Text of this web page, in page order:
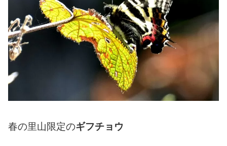
春の里山限定のギフチョウ